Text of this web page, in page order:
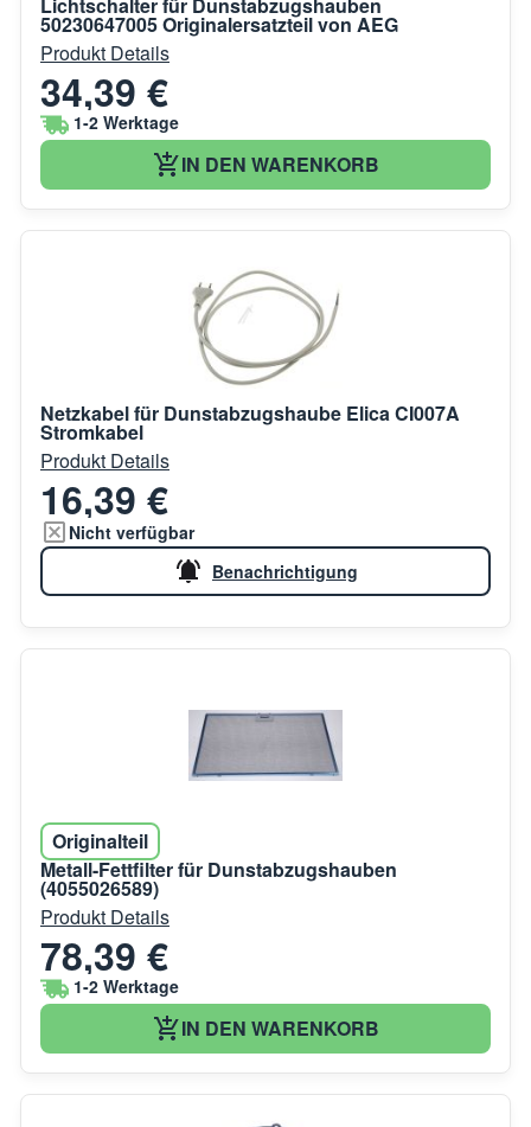
Lichtschalter für Dunstabzugshauben
50230647005 Originalersatzteil von AEG
Produkt Details
34,39 €
1-2 Werktage
IN DEN WARENKORB
Netzkabel für Dunstabzugshaube Elica CI007A
Stromkabel
Produkt Details
16,39 €
Nicht verfügbar
Benachrichtigung
Originalteil
Metall-Fettfilter für Dunstabzugshauben
(4055026589)
Produkt Details
78,39 €
1-2 Werktage
IN DEN WARENKORB